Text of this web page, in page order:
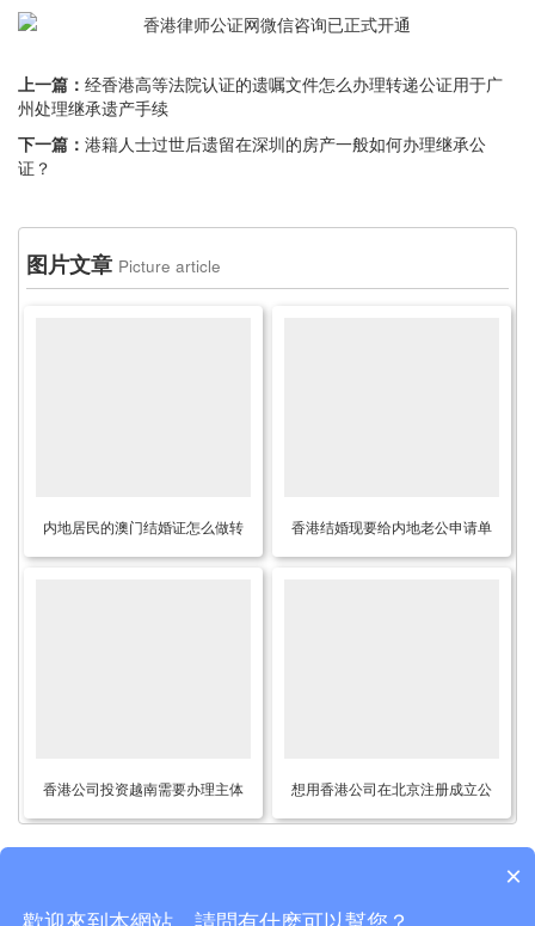
上一篇： 经香港高等法院认证的遗嘱文件怎么办理转递公证用于广
州处理继承遗产手续
下一篇： 港籍人士过世后遗留在深圳的房产一般如何办理继承公
证？
图片文章 Picture article
内地居民的澳门结婚证怎么做转
递公证用于办理银行贷款用呢？
香港结婚现要给内地老公申请单
程证来香港定居怎么办理结婚证
香港公司投资越南需要办理主体
信息公证认证可以在香港做吗？
想用香港公司在北京注册成立公
司得怎么做？
×